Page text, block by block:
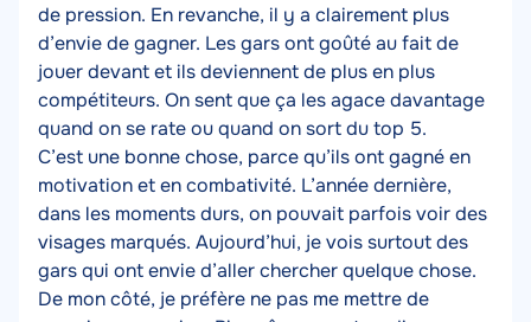
de pression. En revanche, il y a clairement plus
d’envie de gagner. Les gars ont goûté au fait de
jouer devant et ils deviennent de plus en plus
compétiteurs. On sent que ça les agace davantage
quand on se rate ou quand on sort du top 5.
C’est une bonne chose, parce qu’ils ont gagné en
motivation et en combativité. L’année dernière,
dans les moments durs, on pouvait parfois voir des
visages marqués. Aujourd’hui, je vois surtout des
gars qui ont envie d’aller chercher quelque chose.
De mon côté, je préfère ne pas me mettre de